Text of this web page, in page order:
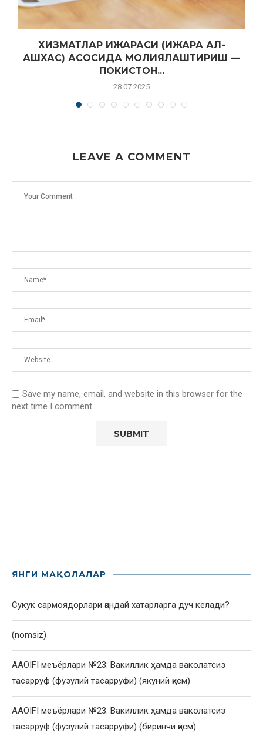
ХИЗМАТЛАР ИЖАРАСИ (ИЖАРА АЛ-
АШХАС) АСОСИДА МОЛИЯЛАШТИРИШ —
ПОКИСТОН...
28.07.2025
LEAVE A COMMENT
Save my name, email, and website in this browser for the
next time I comment.
ЯНГИ МАҚОЛАЛАР
Сукук сармоядорлари қандай хатарларга дуч келади?
(nomsiz)
AAOIFI меъёрлари №23: Вакиллик ҳамда ваколатсиз
тасарруф (фузулий тасарруфи) (якуний қисм)
AAOIFI меъёрлари №23: Вакиллик ҳамда ваколатсиз
тасарруф (фузулий тасарруфи) (биринчи қисм)